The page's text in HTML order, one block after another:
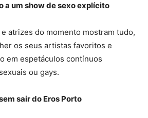
a um show de sexo explícito
atrizes do momento mostram tudo,
os seus artistas favoritos e
em espetáculos contínuos
ou gays.
sair do Eros Porto